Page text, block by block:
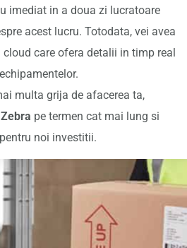
imediat in a doua zi lucratoare
acest lucru. Totodata, vei avea
care ofera detalii in timp real
multa grija de afacerea ta,
Zebra pe termen cat mai lung si
noi investitii.